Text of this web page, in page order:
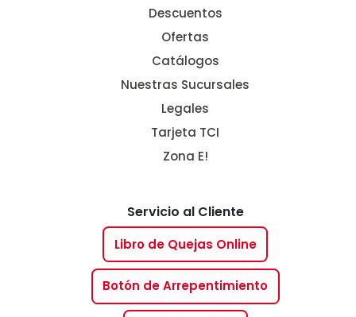
Descuentos
Ofertas
Catálogos
Nuestras Sucursales
Legales
Tarjeta TCI
Zona E!
Servicio al Cliente
Libro de Quejas Online
Botón de Arrepentimiento